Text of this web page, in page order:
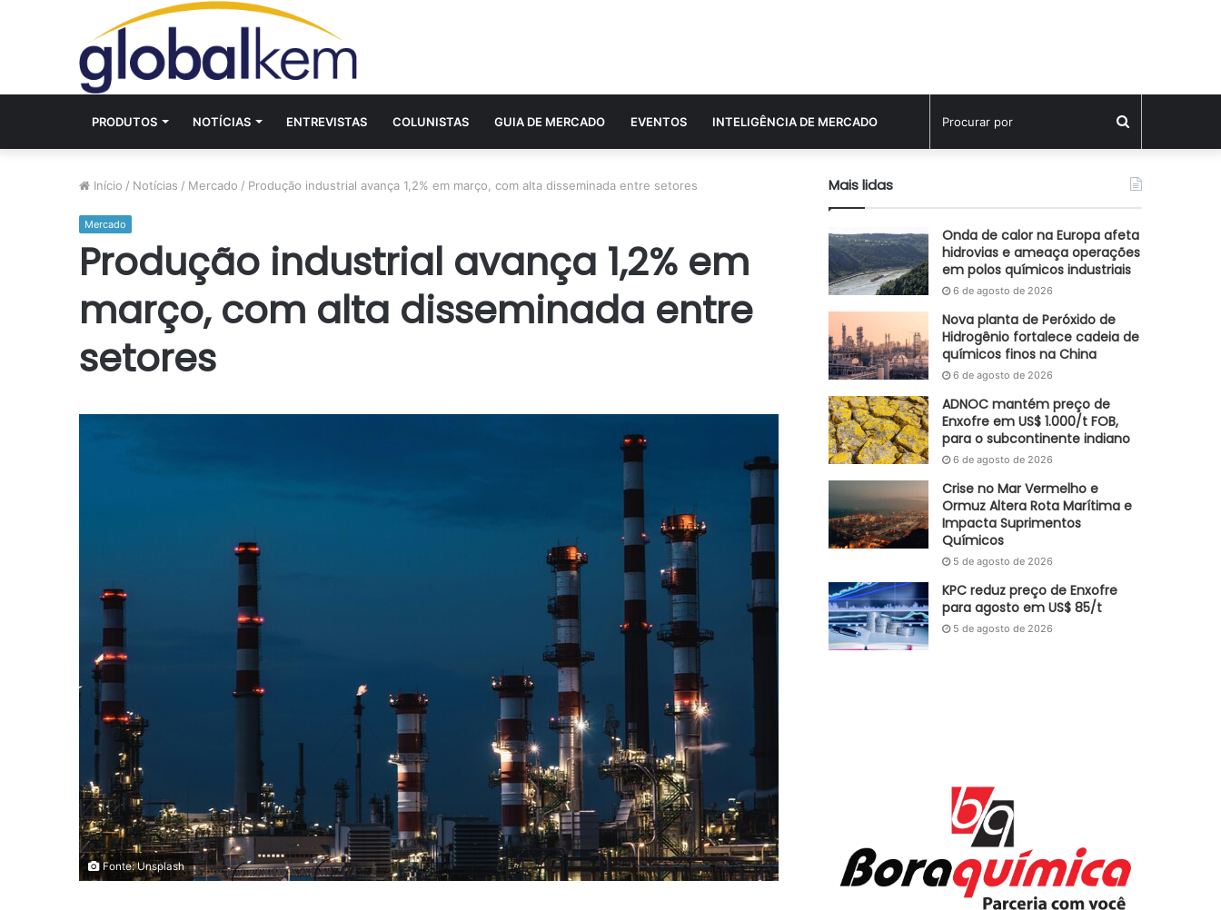
PRODUTOS NOTÍCIAS ENTREVISTAS COLUNISTAS GUIA DE MERCADO EVENTOS INTELIGÊNCIA DE MERCADO
por
Início / Notícias / Mercado / Produção industrial avança 1,2% em março, com alta disseminada entre setores
Mercado
Produção industrial avança 1,2% em
março, com alta disseminada entre
setores
Fonte: Unsplash
Mais lidas
Onda de calor na Europa afeta
hidrovias e ameaça operações
em polos químicos industriais
6 de agosto de 2026
Nova planta de Peróxido de
Hidrogênio fortalece cadeia de
químicos finos na China
6 de agosto de 2026
ADNOC mantém preço de
Enxofre em US$ 1.000/t FOB,
para o subcontinente indiano
6 de agosto de 2026
Crise no Mar Vermelho e
Ormuz Altera Rota Marítima e
Impacta Suprimentos
Químicos
5 de agosto de 2026
KPC reduz preço de Enxofre
para agosto em US$ 85/t
5 de agosto de 2026